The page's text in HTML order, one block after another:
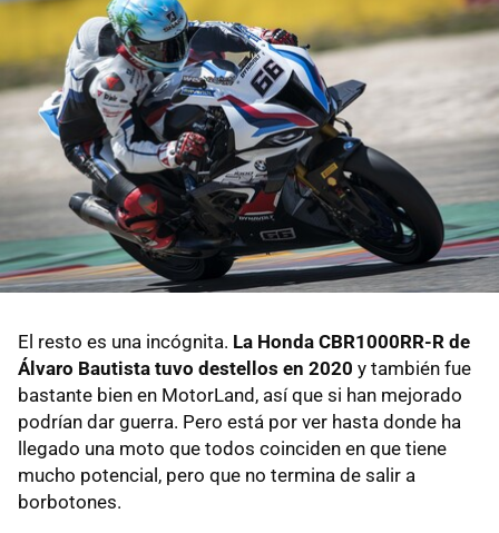
El resto es una incógnita. La Honda CBR1000RR-R de
Álvaro Bautista tuvo destellos en 2020 y también fue
bastante bien en MotorLand, así que si han mejorado
podrían dar guerra. Pero está por ver hasta donde ha
llegado una moto que todos coinciden en que tiene
mucho potencial, pero que no termina de salir a
borbotones.